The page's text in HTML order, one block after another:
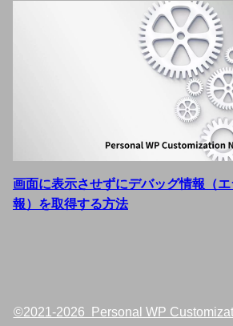
画面に表示させずにデバッグ情報（
報）を取得する方法
©2021-2026 Personal WP